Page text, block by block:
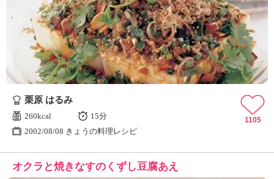
栗原 はるみ
260kcal
15分
2002/08/08 きょうの料理レシピ
1105
オクラと焼きなすのくずし豆腐あえ